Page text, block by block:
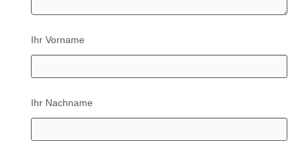
Ihr Vorname
Ihr Nachname